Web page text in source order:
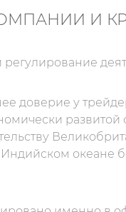
И
доверие у
развитой
Индийском океане